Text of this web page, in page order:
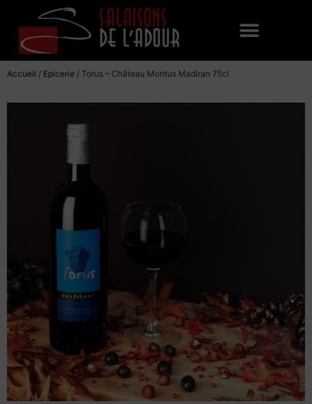
Accueil / Epicerie / Torus – Château Montus Madiran 75cl